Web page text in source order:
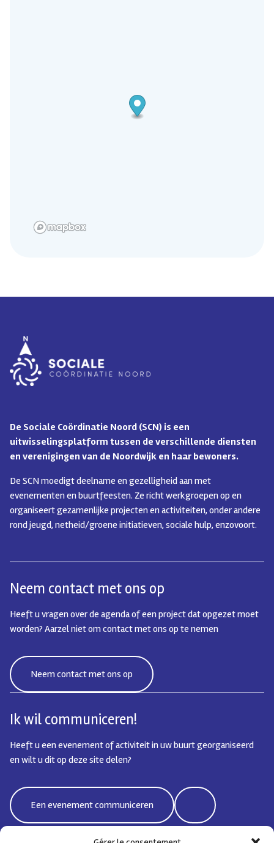
De Sociale Coördinatie Noord (SCN) is een
uitwisselingsplatform tussen de verschillende diensten
en verenigingen van de Noordwijk en haar bewoners.
De SCN moedigt deelname en gezelligheid aan met
evenementen en buurtfeesten. Ze richt werkgroepen op en
organiseert gezamenlijke projecten en activiteiten, onder andere
rond jeugd, netheid/groene initiatieven, sociale hulp, enzovoort.
Neem contact met ons op
Heeft u vragen over de agenda of een project dat opgezet moet
worden? Aarzel niet om contact met ons op te nemen
Neem contact met ons op
Ik wil communiceren!
Heeft u een evenement of activiteit in uw buurt georganiseerd
en wilt u dit op deze site delen?
Een evenement communiceren